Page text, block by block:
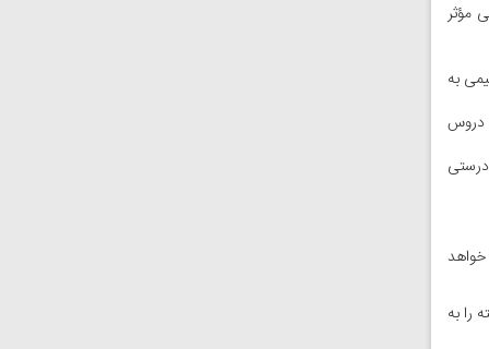
مؤثر
به
دروس
را به